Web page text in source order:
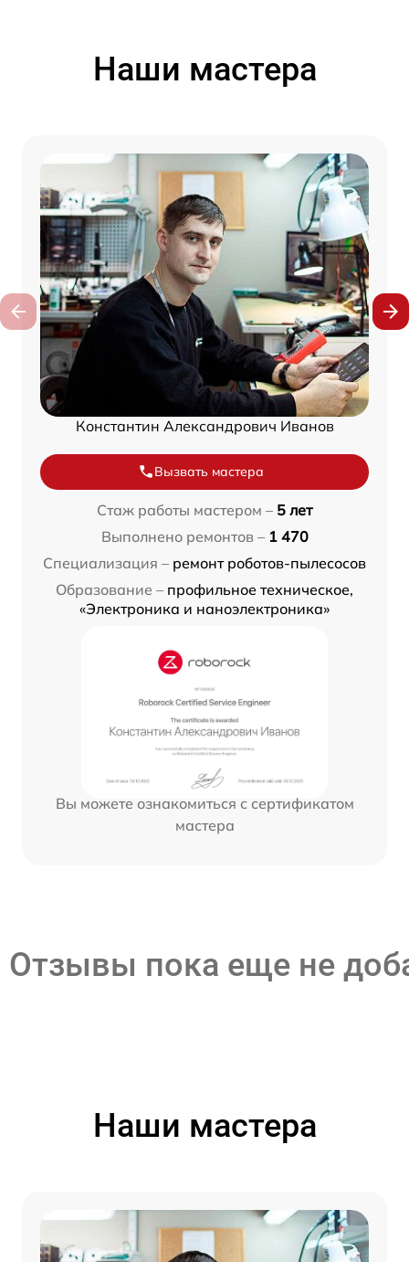
Наши мастера
Константин Александрович Иванов
Вызвать мастера
Стаж работы мастером – 5 лет
Выполнено ремонтов – 1 470
Специализация – ремонт роботов-пылесосов
Образование – профильное техническое,
«Электроника и наноэлектроника»
Вы можете ознакомиться с сертификатом
мастера
Отзывы пока еще не
Наши мастера